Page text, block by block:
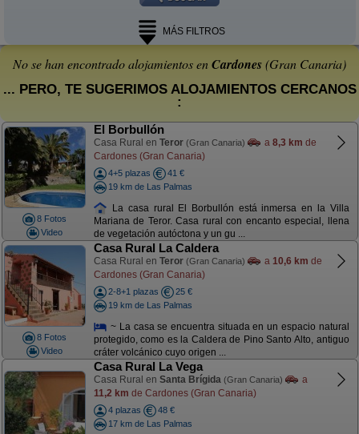
MÁS FILTROS
No se han encontrado alojamientos enCardones(Gran Canaria)
... PERO, TE SUGERIMOS ALOJAMIENTOS CERCANOS
:
8 Fotos
Video
El Borbullón
Casa Rural en Teror (Gran Canaria) a 8,3 km de
Cardones (Gran Canaria)
4+5 plazas
41 €
19 km de Las Palmas
La casa rural El Borbullón está inmersa en la Villa
Mariana de Teror. Casa rural con encanto especial, llena
de vegetación autóctona y un gu ...
8 Fotos
Video
Casa Rural La Caldera
Casa Rural en Teror (Gran Canaria) a 10,6 km de
Cardones (Gran Canaria)
2-8+1 plazas
25 €
19 km de Las Palmas
~ La casa se encuentra situada en un espacio natural
protegido, como es la Caldera de Pino Santo Alto, antiguo
cráter volcánico cuyo origen ...
Casa Rural La Vega
Casa Rural en Santa Brígida (Gran Canaria)
a
11,2 km de Cardones (Gran Canaria)
4 plazas
48 €
17 km de Las Palmas